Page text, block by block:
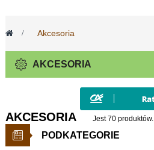
> Akcesoria
AKCESORIA
AKCESORIA Jest 70 produktów.
PODKATEGORIE